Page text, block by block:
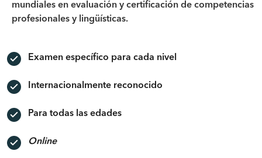
mundiales en evaluación y certiﬁcación de competencias
profesionales y lingüísticas.
Examen específico para cada nivel
Internacionalmente reconocido
Para todas las edades
Online